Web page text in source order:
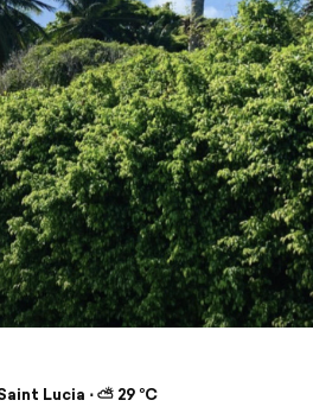
Lucia ⋅ ⛅ 29 °C